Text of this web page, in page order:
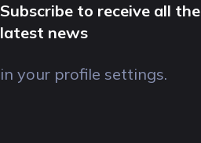
Subscribe to receive all the
latest news
in your profile settings.